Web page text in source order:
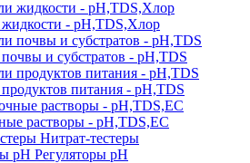
- pH,TDS,Хлор
и субстратов - pH,TDS
питания - pH,TDS
растворы - pH,TDS,EC
Нитрат-тестеры
Регуляторы pН